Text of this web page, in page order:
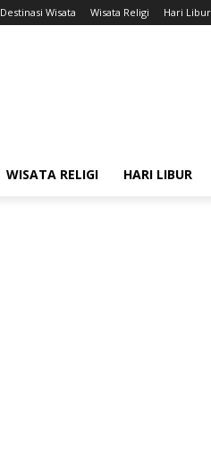
Destinasi Wisata Wisata Religi Hari Libur
WISATA RELIGI HARI LIBUR